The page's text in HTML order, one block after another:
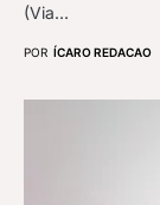
(Via…
POR ÍCARO REDACAO